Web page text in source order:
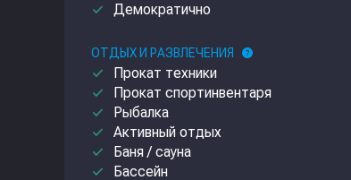
done Демократично
ОТДЫХ И РАЗВЛЕЧЕНИЯ help
done Прокат техники
done Прокат спортинвентаря
done Рыбалка
done Активный отдых
done Баня / сауна
done Бассейн